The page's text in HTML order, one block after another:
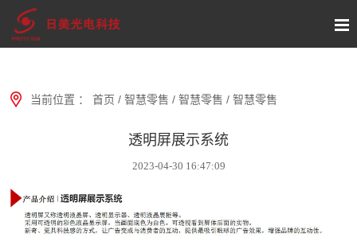
当前位置 ：首页 /智慧零售 /智慧零售 /智慧零售
透明屏展示系统
2023-04-30 16:47:09